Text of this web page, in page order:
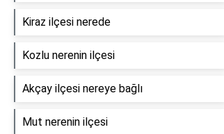
Kiraz ilçesi nerede
Kozlu nerenin ilçesi
Akçay ilçesi nereye bağlı
Mut nerenin ilçesi